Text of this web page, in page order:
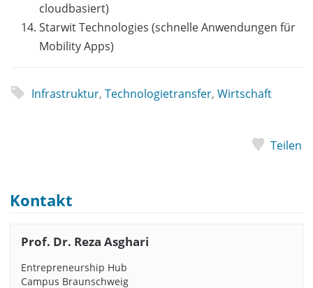
cloudbasiert)
Starwit Technologies (schnelle Anwendungen für
Mobility Apps)
Infrastruktur, Technologietransfer, Wirtschaft
Teilen
Kontakt
Prof. Dr. Reza Asghari
Entrepreneurship Hub
Campus Braunschweig